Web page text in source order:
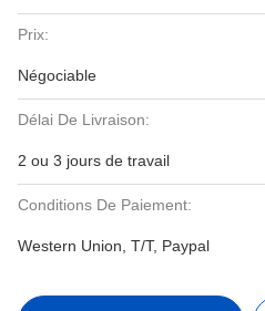
Prix:
Négociable
Délai De Livraison:
2 ou 3 jours de travail
Conditions De Paiement:
Western Union, T/T, Paypal